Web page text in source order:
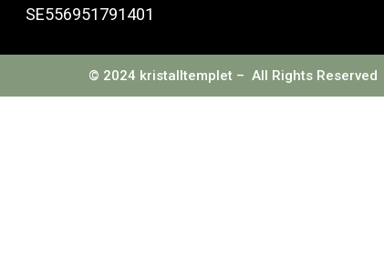
SE556951791401
© 2024 kristalltemplet – All Rights Reserved